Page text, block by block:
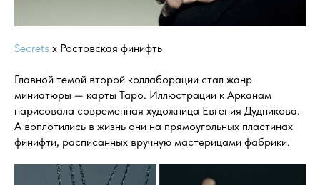
Secrets х Ростовская финифть
Главной темой второй коллаборации стал жанр
миниатюры — карты Таро. Иллюстрации к Арканам
нарисовала современная художница Евгения Дудникова.
А воплотились в жизнь они на прямоугольных пластинах
финифти, расписанных вручную мастерицами фабрики.